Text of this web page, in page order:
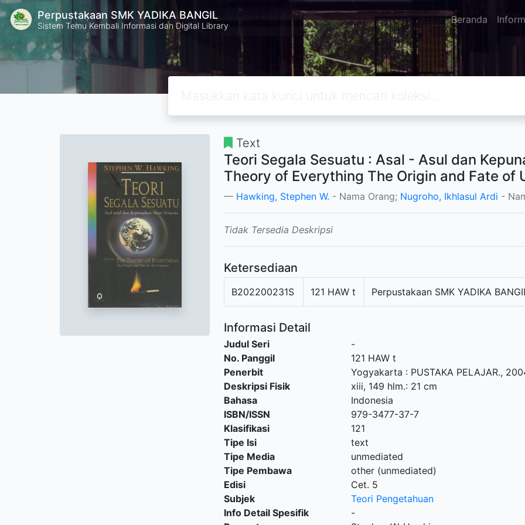
Perpustakaan SMK YADIKA BANGIL
Sistem Temu Kembali Informasi dan Digital Library Beranda
Text
Teori Segala Sesuatu : Asal - Asul dan
Theory of Everything The Origin and Fate of
Hawking, Stephen W. - Nama Orang; Nugroho, Ikhlasul Ardi -
Tidak Tersedia Deskripsi
Ketersediaan
B202200231S 121 HAW t Perpustakaan SMK YADIKA
Informasi Detail
Judul Seri
-
No. Panggil
121 HAW t
Penerbit
Yogyakarta : PUSTAKA PELAJAR.,
Deskripsi Fisik
xiii, 149 hlm.: 21 cm
Bahasa
Indonesia
ISBN/ISSN
979-3477-37-7
Klasifikasi
121
Tipe Isi
text
Tipe Media
unmediated
Tipe Pembawa
other (unmediated)
Edisi
Cet. 5
Subjek
Teori Pengetahuan
Info Detail Spesifik
-